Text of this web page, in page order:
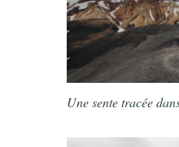
Une sente tracée